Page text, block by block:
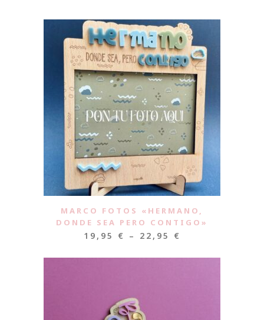
MARCO FOTOS «HERMANO,
DONDE SEA PERO CONTIGO»
19,95 € – 22,95 €